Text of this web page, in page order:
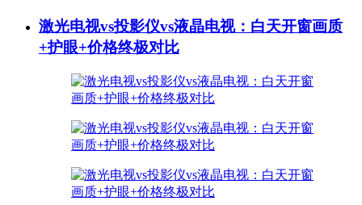
激光电视vs投影仪vs液晶电视：白天开窗画质
+护眼+价格终极对比